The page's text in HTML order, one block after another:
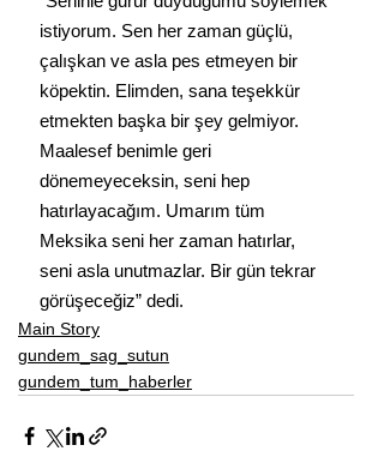
istiyorum. Sen her zaman güçlü,
çalışkan ve asla pes etmeyen bir
köpektin. Elimden, sana teşekkür
etmekten başka bir şey gelmiyor.
Maalesef benimle geri
dönemeyeceksin, seni hep
hatırlayacağım. Umarım tüm
Meksika seni her zaman hatırlar,
seni asla unutmazlar. Bir gün tekrar
görüşeceğiz” dedi.
Main Story
gundem_sag_sutun
gundem_tum_haberler